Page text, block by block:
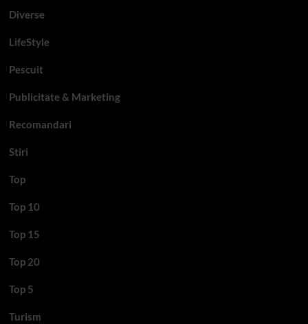
Diverse
LifeStyle
Pescuit
Publicitate & Marketing
Recomandari
Stiri
Top
Top 10
Top 15
Top 20
Top 5
Turism